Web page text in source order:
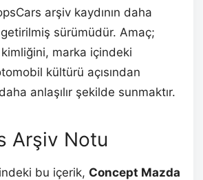
arşiv kaydının daha
sürümüdür. Amaç;
marka içindeki
kültürü açısından
anlaşılır şekilde sunmaktır.
Arşiv Notu
bu içerik, Concept Mazda